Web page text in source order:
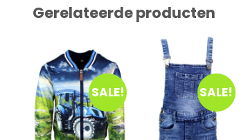
Gerelateerde producten
SALE! SALE!